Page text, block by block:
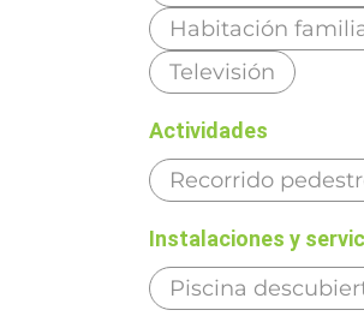
Habitación
Televisión
Actividades
Recorrido
Instalaciones y
Piscina